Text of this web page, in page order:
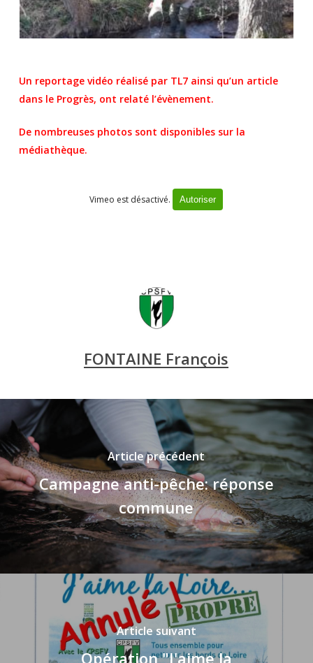
Un reportage vidéo réalisé par TL7 ainsi qu’un article
dans le Progrès, ont relaté l’évènement.
De nombreuses photos sont disponibles sur la
médiathèque.
Vimeo est désactivé. Autoriser
FONTAINE François
Article précédent
Campagne anti-pêche: réponse
commune
Article suivant
Opération "J'aime la